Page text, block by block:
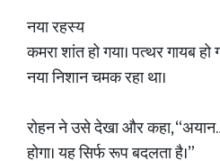
नया रहस्य
कमरा शांत हो गया। पत्थर गायब
नया निशान चमक रहा था।
रोहन ने उसे देखा और कहा,
होगा। यह सिर्फ रूप बदलता है।”